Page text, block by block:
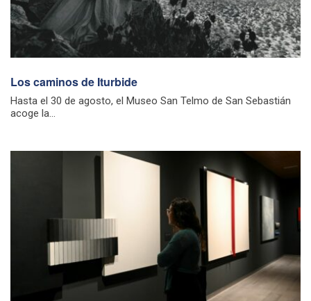
Los caminos de Iturbide
Hasta el 30 de agosto, el Museo San Telmo de San Sebastián
acoge la...